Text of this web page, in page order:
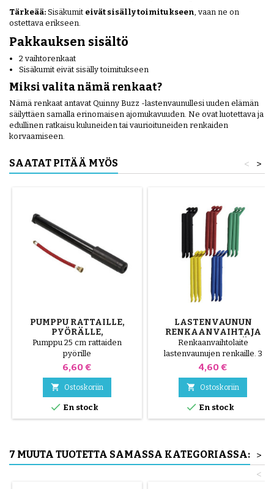
Tärkeää: Sisäkumit eivät sisälly toimitukseen , vaan ne on
ostettava erikseen.
Pakkauksen sisältö
2 vaihtorenkaat
Sisäkumit eivät sisälly toimitukseen
Miksi valita nämä renkaat?
Nämä renkaat antavat Quinny Buzz -lastenvaunullesi uuden elämän
säilyttäen samalla erinomaisen ajomukavuuden. Ne ovat luotettava ja
edullinen ratkaisu kuluneiden tai vaurioituneiden renkaiden
korvaamiseen.
SAATAT PITÄÄ MYÖS >
<
PUMPPU RATTAILLE,
PYÖRÄLLE,
SKOOTTERILLE
Pumppu 25 cm rattaiden
pyörille
Hinta
6,60 €
 Ostoskoriin
 En stock
LASTENVAUNUN
RENKAANVAIHTAJA
SATUNNAINEN VÄRI 1
PAKKAUS 3 KPL
Renkaanvaihtolaite
lastenvaunujen renkaille. 3
korkealaatuista muoviosaa,
punainen, vihreä, keltainen ja
sininen tai 3 teräsosaa ( harmaa
) Rengas asennetaan käsin
ilman työkaluja, jotta vältetään
Hinta
4,60 €
 Ostoskoriin
 En stock
7 MUUTA TUOTETTA SAMASSA KATEGORIASSA: >
<